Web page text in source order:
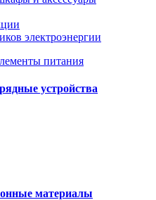
электроэнергии
питания
устройства
материалы